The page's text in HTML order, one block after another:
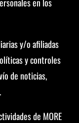
y/o afiliadas
y controles
de noticias,
de MORE